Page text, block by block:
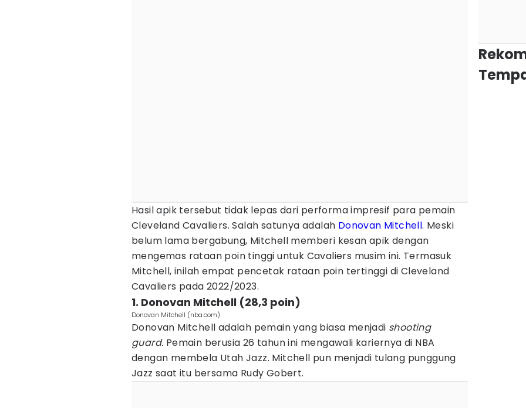
Hasil apik tersebut tidak lepas dari performa impresif para pemain
Cleveland Cavaliers. Salah satunya adalah Donovan Mitchell. Meski
belum lama bergabung, Mitchell memberi kesan apik dengan
mengemas rataan poin tinggi untuk Cavaliers musim ini. Termasuk
Mitchell, inilah empat pencetak rataan poin tertinggi di Cleveland
Cavaliers pada 2022/2023.
1. Donovan Mitchell (28,3 poin)
Donovan Mitchell (nba.com)
Donovan Mitchell adalah pemain yang biasa menjadi shooting
guard. Pemain berusia 26 tahun ini mengawali kariernya di NBA
dengan membela Utah Jazz. Mitchell pun menjadi tulang punggung
Jazz saat itu bersama Rudy Gobert.